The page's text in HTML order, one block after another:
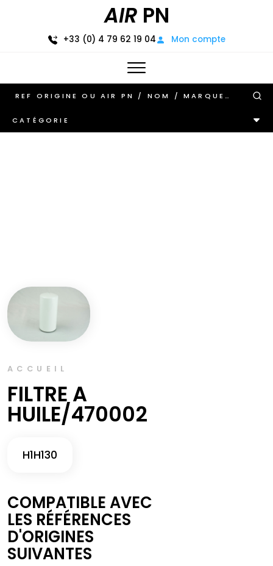
AIR PN
+33 (0) 4 79 62 19 04 Mon compte
CATÉGORIE
ACCUEIL
FILTRE A
HUILE/470002
H1H130
COMPATIBLE AVEC
LES RÉFÉRENCES
D'ORIGINES
SUIVANTES